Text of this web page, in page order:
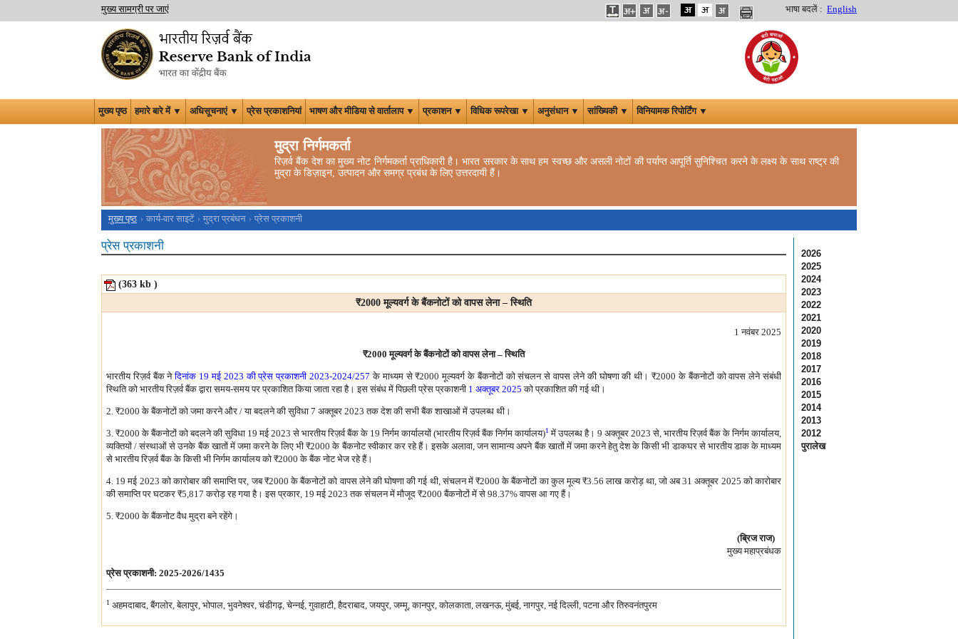
मुख्य सामग्री पर जाएं भाषा बदलें : English
मुख्य पृष्ठ हमारे बारे में ▼ अधिसूचनाएं ▼ प्रेस प्रकाशनियां भाषण और मीडिया से वार्तालाप ▼ प्रकाशन ▼ विधिक रूपरेखा ▼ अनुसंधान ▼ सांख्यिकी ▼ विनियामक रिपोर्टिंग ▼
मुद्रा निर्गमकर्ता
रिज़र्व बैंक देश का मुख्य नोट निर्गमकर्ता प्राधिकारी है। भारत सरकार के साथ हम स्वच्छ और असली नोटों की पर्याप्त आपूर्ति सुनिश्चित करने के लक्ष्य के साथ राष्ट्र की
मुद्रा के डिज़ाइन, उत्पादन और समग्र प्रबंध के लिए उत्तरदायी हैं।
मुख्य पृष्ठ कार्य-वार साइटें मुद्रा प्रबंधन प्रेस प्रकाशनी
प्रेस प्रकाशनी
(363 kb )
₹2000 मूल्यवर्ग के बैंकनोटों को वापस लेना – स्थिति
1 नवंबर 2025
₹2000 मूल्यवर्ग के बैंकनोटों को वापस लेना – स्थिति
भारतीय रिज़र्व बैंक नेदिनांक 19 मई 2023 की प्रेस प्रकाशनी 2023-2024/257 के माध्यम से₹2000 मूल्यवर्ग के बैंकनोटों को संचलन से वापस लेने की घोषणा की थी।₹2000 के बैंकनोटों को वापस लेने संबंधी
स्थिति को भारतीय रिज़र्व बैंक द्वारा समय-समय पर प्रकाशित किया जाता रहा है। इस संबंध में पिछली प्रेस प्रकाशनी 1 अक्तूबर 2025 को प्रकाशित की गई थी।
2. ₹2000 के बैंकनोटों को जमा करने और / या बदलने की सुविधा 7 अक्तूबर 2023 तक देश की सभी बैंक शाखाओं में उपलब्ध थी।
3. ₹2000 के बैंकनोटों को बदलने की सुविधा 19 मई 2023 से भारतीय रिज़र्व बैंक के 19 निर्गम कार्यालयों (भारतीय रिज़र्व बैंक निर्गम कार्यालय)1में उपलब्ध है। 9 अक्तूबर 2023 से, भारतीय रिज़र्व बैंक के निर्गम कार्यालय,
व्यक्तियों / संस्थाओं से उनके बैंक खातों में जमा करने के लिए भी₹2000 के बैंकनोट स्वीकार कर रहे हैं। इसके अलावा, जन सामान्य अपने बैंक खातों में जमा करने हेतु देश के किसी भी डाकघर से भारतीय डाक के माध्यम
से भारतीय रिज़र्व बैंक के किसी भी निर्गम कार्यालय को ₹2000 के बैंक नोट भेज रहे हैं।
4. 19 मई 2023 को कारोबार की समाप्ति पर, जब₹2000 के बैंकनोटों को वापस लेने की घोषणा की गई थी, संचलन में₹2000 के बैंकनोटों का कुल मूल्य₹3.56 लाख करोड़ था, जो अब 31 अक्तूबर 2025 को कारोबार
की समाप्ति पर घटकर ₹5,817 करोड़ रह गया है। इस प्रकार, 19 मई 2023 तक संचलन में मौजूद ₹2000 बैंकनोटों में से 98.37% वापस आ गए हैं।
5. ₹2000 के बैंकनोट वैध मुद्रा बने रहेंगे।
(ब्रिज राज)
मुख्य महाप्रबंधक
प्रेस प्रकाशनी: 2025-2026/1435
1 अहमदाबाद, बैंगलोर, बेलापुर, भोपाल, भुवनेश्वर, चंडीगढ़, चेन्नई, गुवाहाटी, हैदराबाद, जयपुर, जम्मू, कानपुर, कोलकाता, लखनऊ, मुंबई, नागपुर, नई दिल्ली, पटना और तिरुवनंतपुरम
2026
2025
2024
2023
2022
2021
2020
2019
2018
2017
2016
2015
2014
2013
2012
पुरालेख